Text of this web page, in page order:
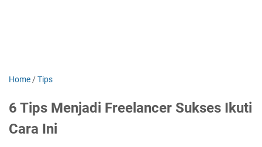
Home /Tips
6 Tips Menjadi Freelancer Sukses Ikuti
Cara Ini